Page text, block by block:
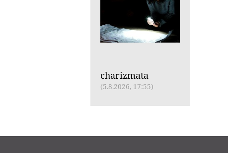
charizmata
(5.8.2026, 17:55)